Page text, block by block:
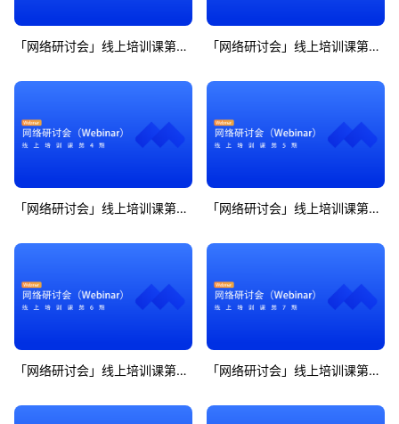
「网络研讨会」线上培训课第2期 「网络研讨会」线上培训课第3期
「网络研讨会」线上培训课第4期 「网络研讨会」线上培训课第5期
「网络研讨会」线上培训课第6期 「网络研讨会」线上培训课第7期